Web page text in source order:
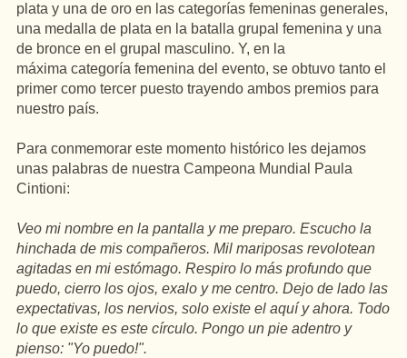
plata y una de oro en las categorías femeninas generales,
una medalla de plata en la batalla grupal femenina y una
de bronce en el grupal masculino. Y, en la
máxima categoría femenina del evento, se obtuvo tanto el
primer como tercer puesto trayendo ambos premios para
nuestro país.
Para conmemorar este momento histórico les dejamos
unas palabras de nuestra Campeona Mundial Paula
Cintioni:
Veo mi nombre en la pantalla y me preparo. Escucho la
hinchada de mis compañeros. Mil mariposas revolotean
agitadas en mi estómago. Respiro lo más profundo que
puedo, cierro los ojos, exalo y me centro. Dejo de lado las
expectativas, los nervios, solo existe el aquí y ahora. Todo
lo que existe es este círculo. Pongo un pie adentro y
pienso: "Yo puedo!".